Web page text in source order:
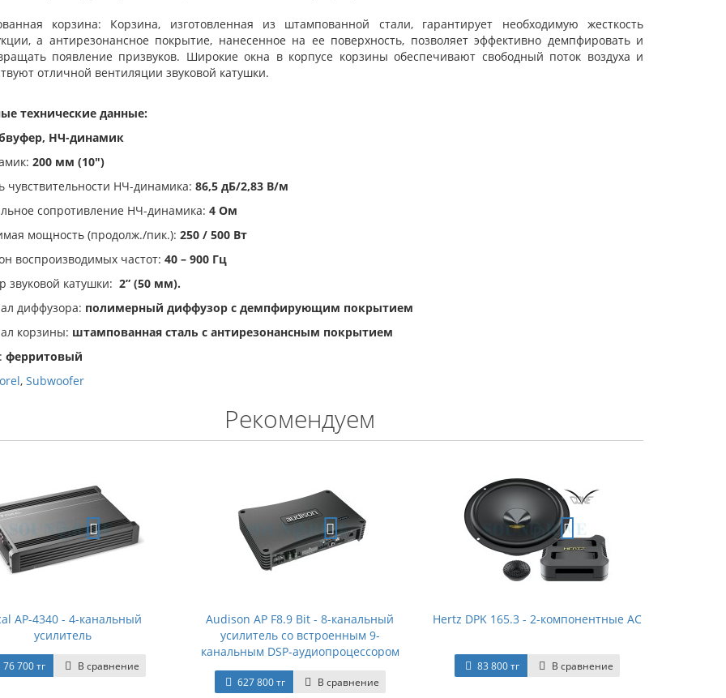
корзина: Корзина, изготовленная из штампованной стали, гарантирует необходимую жесткость
а антирезонансное покрытие, нанесенное на ее поверхность, позволяет эффективно демпфировать и
появление призвуков. Широкие окна в корпусе корзины обеспечивают свободный поток воздуха и
отличной вентиляции звуковой катушки.
технические данные:
НЧ-динамик
200 мм (10")
чувствительности НЧ-динамика: 86,5 дБ/2,83 В/м
сопротивление НЧ-динамика: 4 Ом
мощность (продолж./пик.): 250 / 500 Вт
воспроизводимых частот: 40 – 900 Гц
звуковой катушки: 2” (50 мм).
диффузора: полимерный диффузор с демпфирующим покрытием
корзины: штампованная сталь с антирезонансным покрытием
ферритовый
, Subwoofer
Рекомендуем
AP-4340 - 4-канальный
усилитель
76 700 тг В сравнение
Audison AP F8.9 Bit - 8-канальный
усилитель со встроенным 9-
канальным DSP-аудиопроцессором
627 800 тг В сравнение
Hertz DPK 165.3 - 2-компонентные АС
83 800 тг В сравнение